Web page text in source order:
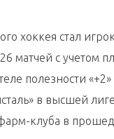
хоккея стал
матчей с
полезности
в высшей
клуба в